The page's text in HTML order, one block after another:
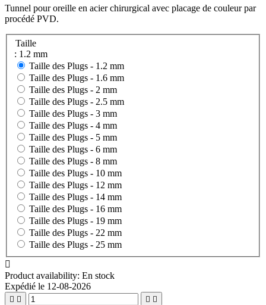
Tunnel pour oreille en acier chirurgical avec placage de couleur par
procédé PVD.
Taille
: 1.2 mm
Taille des Plugs - 1.2 mm
Taille des Plugs - 1.6 mm
Taille des Plugs - 2 mm
Taille des Plugs - 2.5 mm
Taille des Plugs - 3 mm
Taille des Plugs - 4 mm
Taille des Plugs - 5 mm
Taille des Plugs - 6 mm
Taille des Plugs - 8 mm
Taille des Plugs - 10 mm
Taille des Plugs - 12 mm
Taille des Plugs - 14 mm
Taille des Plugs - 16 mm
Taille des Plugs - 19 mm
Taille des Plugs - 22 mm
Taille des Plugs - 25 mm

Product availability: En stock
Expédié le 12-08-2026
   